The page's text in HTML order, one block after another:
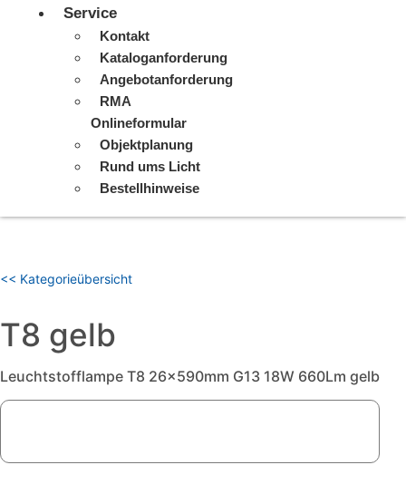
Service
Kontakt
Kataloganforderung
Angebotanforderung
RMA
Onlineformular
Objektplanung
Rund ums Licht
Bestellhinweise
<< Kategorieübersicht
T8 gelb
Leuchtstofflampe T8 26x590mm G13 18W 660Lm gelb